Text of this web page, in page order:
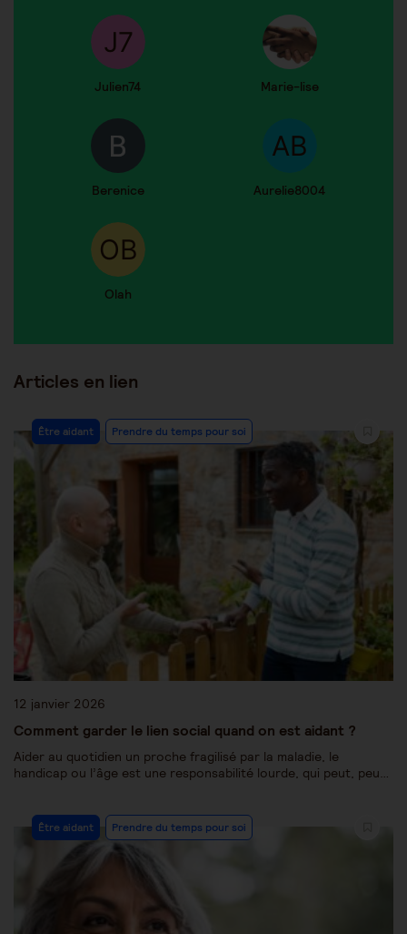
Julien74 Marie-lise
Berenice Aurelie8004
Olah
Articles en lien
Être aidant Prendre du temps pour soi
12 janvier 2026
Comment garder le lien social quand on est aidant ?
Aider au quotidien un proche fragilisé par la maladie, le
handicap ou l’âge est une responsabilité lourde, qui peut, peu…
Être aidant Prendre du temps pour soi